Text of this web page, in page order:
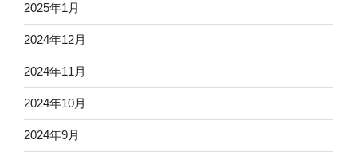
2025年1月
2024年12月
2024年11月
2024年10月
2024年9月